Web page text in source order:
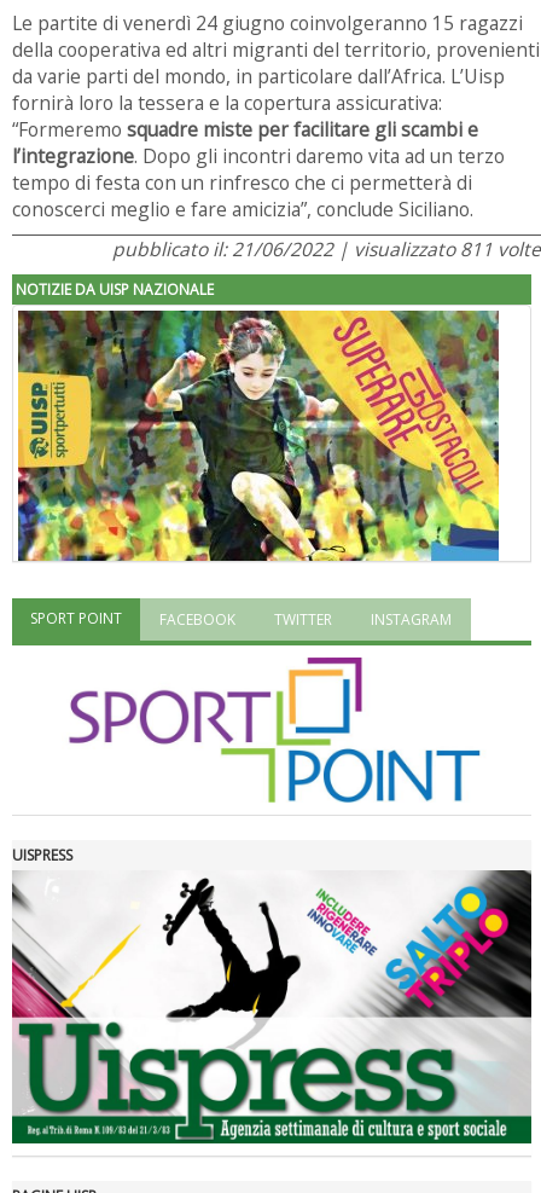
Le partite di venerdì 24 giugno coinvolgeranno 15 ragazzi
della cooperativa ed altri migranti del territorio, provenienti
da varie parti del mondo, in particolare dall’Africa. L’Uisp
fornirà loro la tessera e la copertura assicurativa:
“Formeremo squadre miste per facilitare gli scambi e
l’integrazione. Dopo gli incontri daremo vita ad un terzo
tempo di festa con un rinfresco che ci permetterà di
conoscerci meglio e fare amicizia”, conclude Siciliano.
pubblicato il: 21/06/2022 | visualizzato 811 volte
NOTIZIE DA UISP NAZIONALE
"Superare gli ostacoli": la relazione di Tiziano Pesce al CN Uisp
Luglio 2026: "Pensando con i piedi, si possono fare le
rivoluzioni"
SPORT POINT FACEBOOK TWITTER INSTAGRAM
UISPRESS